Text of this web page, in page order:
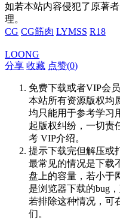
如若本站内容侵犯了原著
理。
CG CG筋肉 LYMSS R18
LOONG
分享 收藏 点赞(0)
免费下载或者VIP会
本站所有资源版权均
均只能用于参考学习
起版权纠纷，一切责
考 VIP介绍。
提示下载完但解压或
最常见的情况是下载
盘上的容量，若小于
是浏览器下载的bug
若排除这种情况，可
们。